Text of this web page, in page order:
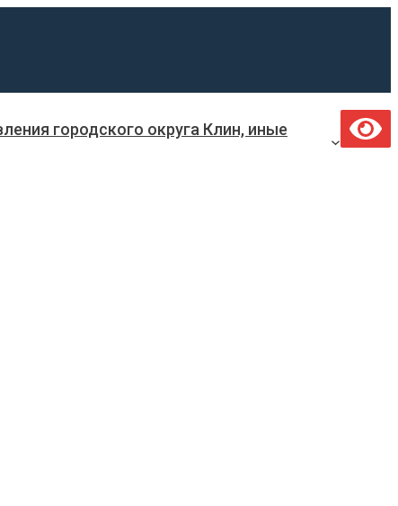
городского округа Клин, иные